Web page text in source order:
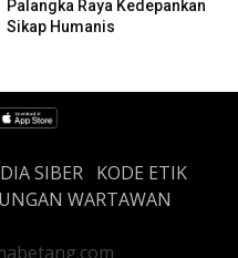
Palangka Raya Kedepankan
Sikap Humanis
SIBER
KODE ETIK
WARTAWAN